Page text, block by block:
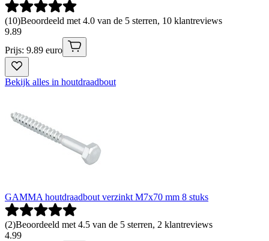
(10)Beoordeeld met 4.0 van de 5 sterren, 10 klantreviews
9.89
Prijs: 9.89 euro
Bekijk alles in houtdraadbout
GAMMA houtdraadbout verzinkt M7x70 mm 8 stuks
(2)Beoordeeld met 4.5 van de 5 sterren, 2 klantreviews
4.99